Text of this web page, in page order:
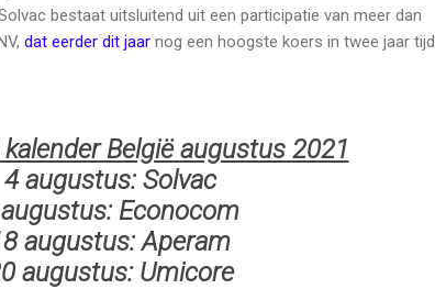
bestaat uitsluitend uit een participatie van meer dan
dat eerder dit jaar nog een hoogste koers in twee jaar tijd
België augustus 2021
4 augustus: Solvac
Econocom
augustus: Aperam
augustus: Umicore